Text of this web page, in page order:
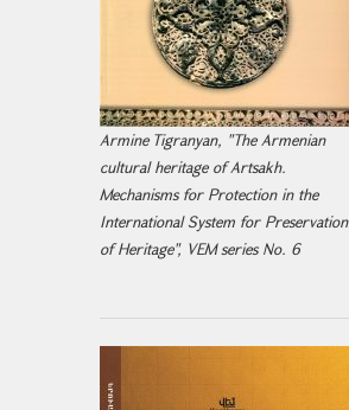
Armine Tigranyan, "The Armenian
cultural heritage of Artsakh.
Mechanisms for Protection in the
International System for Preservation
of Heritage", VEM series No. 6